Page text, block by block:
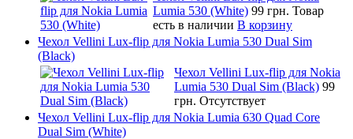
Lumia 530 (White) 99 грн. Товар
есть в наличии В корзину
Чехол Vellini Lux-flip для Nokia Lumia 530 Dual Sim
(Black)
Чехол Vellini Lux-flip для Nokia
Lumia 530 Dual Sim (Black) 99
грн. Отсутствует
Чехол Vellini Lux-flip для Nokia Lumia 630 Quad Core
Dual Sim (White)